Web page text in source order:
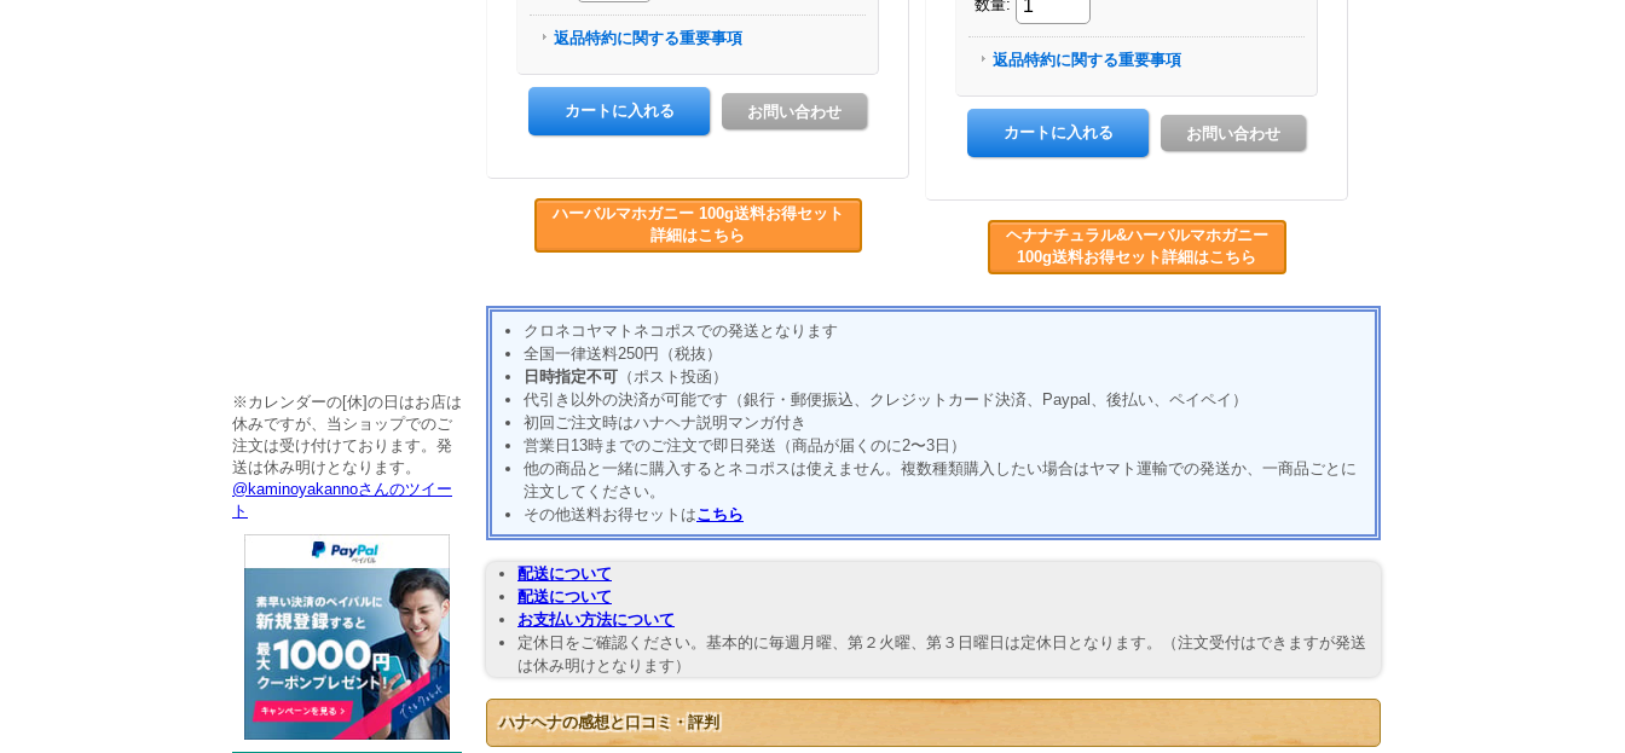
※カレンダーの[休]の日はお店は
休みですが、当ショップでのご
注文は受け付けております。発
送は休み明けとなります。
@kaminoyakannoさんのツイー
ト
ハーバルマホガニー 100g送料お得セット
詳細はこちら
ヘナナチュラル&ハーバルマホガニー
100g送料お得セット詳細はこちら
クロネコヤマトネコポスでの発送となります
全国一律送料250円（税抜）
日時指定不可 （ポスト投函）
代引き以外の決済が可能です（銀行・郵便振込、クレジットカード決済、Paypal、後払い、ペイペイ）
初回ご注文時はハナヘナ説明マンガ付き
営業日13時までのご注文で即日発送（商品が届くのに2〜3日）
他の商品と一緒に購入するとネコポスは使えません。複数種類購入したい場合はヤマト運輸での発送か、一商品ごとに
注文してください。
その他送料お得セットはこちら
配送について
配送について
お支払い方法について
定休日をご確認ください。基本的に毎週月曜、第２火曜、第３日曜日は定休日となります。（注文受付はできますが発送
は休み明けとなります）
ハナヘナの感想と口コミ・評判